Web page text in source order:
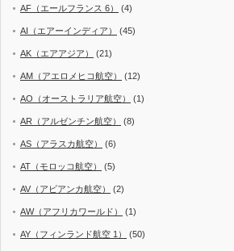
AF（エールフランス 6） (4)
AI（エアーインディア） (45)
AK（エアアジア） (21)
AM（アエロメヒコ航空） (12)
AO（オーストラリア航空） (1)
AR（アルゼンチン航空） (8)
AS（アラスカ航空） (6)
AT（モロッコ航空） (5)
AV（アビアンカ航空） (2)
AW（アフリカワールド） (1)
AY（フィンランド航空 1） (50)